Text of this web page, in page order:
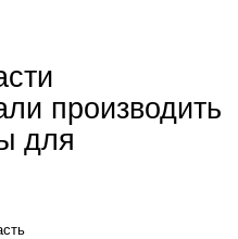
производить
для